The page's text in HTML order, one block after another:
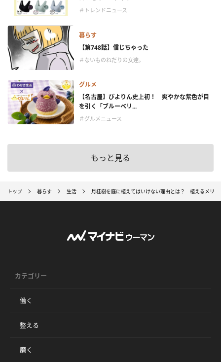
＃トレンドニュース
暮らす
【第748話】信じちゃった
＃ないものねだりの女達。
グルメ
【名古屋】ぴよりん史上初！ 爽やかな紫色が目
を引く「ブルーベリ...
＃グルメニュース
もっと見る
トップ 暮らす 生活 月桂樹を庭に植えてはいけない理由とは？ 植えるメリッ
カテゴリー
働く
整える
磨く